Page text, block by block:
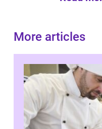
More articles